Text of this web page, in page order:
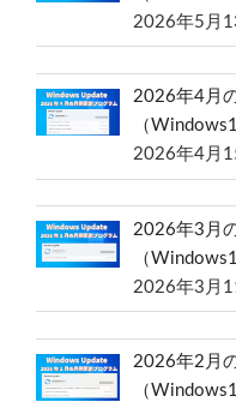
2026年5月
2026年4月
（
2026年4月
2026年3月
（
2026年3月
2026年2月
（